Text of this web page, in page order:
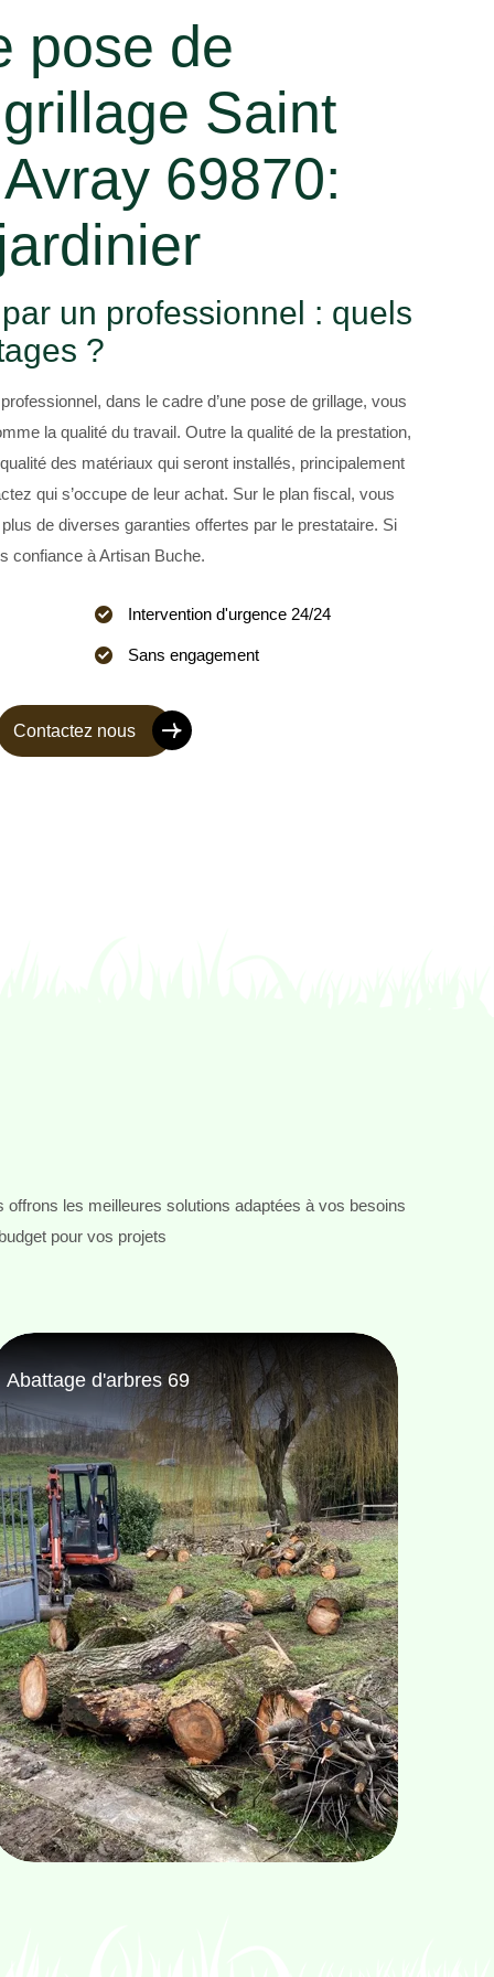
pose de
Saint
69870:
un professionnel : quels
?
dans le cadre d’une pose de grillage, vous
la qualité du travail. Outre la qualité de la prestation,
des matériaux qui seront installés, principalement
qui s’occupe de leur achat. Sur le plan fiscal, vous
de diverses garanties offertes par le prestataire. Si
confiance à Artisan Buche.
Intervention d'urgence 24/24
Sans engagement
Contactez nous
offrons les meilleures solutions adaptées à vos besoins
pour vos projets
Taille de haie 69